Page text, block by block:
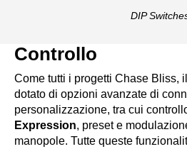
DIP
Controllo
Come tutti i progetti Chase Bliss,
dotato di opzioni avanzate di
personalizzazione, tra cui
Expression, preset e
manopole. Tutte queste